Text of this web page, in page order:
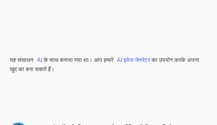
यह संसाधन AIके साथ बनाया गया था। आप हमारे AI इमेज जेनरेटरका उपयोग करके अपना
खुद का बना सकते हैं।